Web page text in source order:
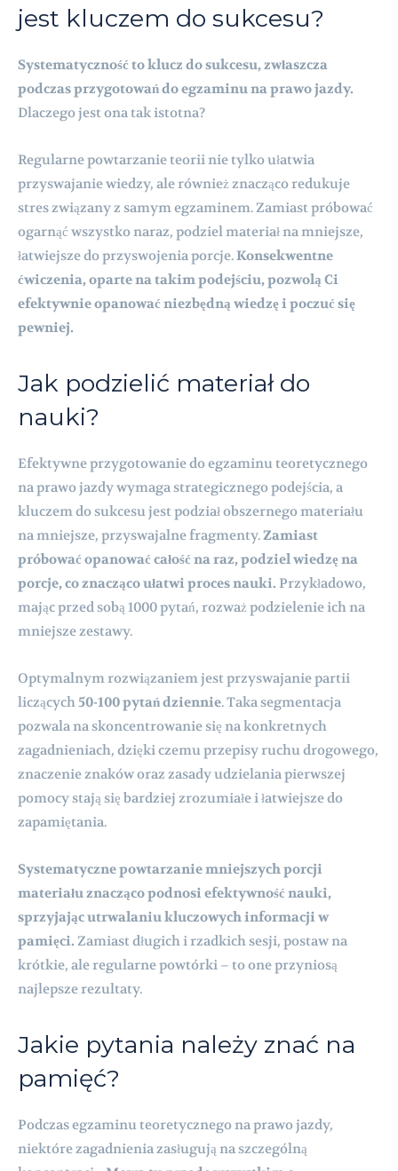
jest kluczem do sukcesu?
Systematyczność to klucz do sukcesu, zwłaszcza
podczas przygotowań do egzaminu na prawo jazdy.
Dlaczego jest ona tak istotna?
Regularne powtarzanie teorii nie tylko ułatwia
przyswajanie wiedzy, ale również znacząco redukuje
stres związany z samym egzaminem. Zamiast próbować
ogarnąć wszystko naraz, podziel materiał na mniejsze,
łatwiejsze do przyswojenia porcje.Konsekwentne
ćwiczenia, oparte na takim podejściu, pozwolą Ci
efektywnie opanować niezbędną wiedzę i poczuć się
pewniej.
Jak podzielić materiał do
nauki?
Efektywne przygotowanie do egzaminu teoretycznego
na prawo jazdy wymaga strategicznego podejścia, a
kluczem do sukcesu jest podział obszernego materiału
na mniejsze, przyswajalne fragmenty.Zamiast
próbować opanować całość na raz, podziel wiedzę na
porcje, co znacząco ułatwi proces nauki. Przykładowo,
mając przed sobą 1000 pytań, rozważ podzielenie ich na
mniejsze zestawy.
Optymalnym rozwiązaniem jest przyswajanie partii
liczących50-100 pytań dziennie. Taka segmentacja
pozwala na skoncentrowanie się na konkretnych
zagadnieniach, dzięki czemu przepisy ruchu drogowego,
znaczenie znaków oraz zasady udzielania pierwszej
pomocy stają się bardziej zrozumiałe i łatwiejsze do
zapamiętania.
Systematyczne powtarzanie mniejszych porcji
materiału znacząco podnosi efektywność nauki,
sprzyjając utrwalaniu kluczowych informacji w
pamięci. Zamiast długich i rzadkich sesji, postaw na
krótkie, ale regularne powtórki – to one przyniosą
najlepsze rezultaty.
Jakie pytania należy znać na
pamięć?
Podczas egzaminu teoretycznego na prawo jazdy,
niektóre zagadnienia zasługują na szczególną